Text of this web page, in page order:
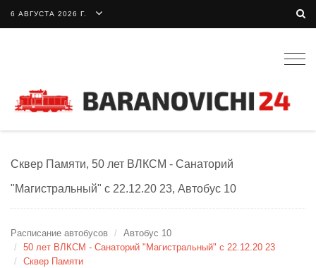
6 АВГУСТА 2026 Г.
Сквер Памяти, 50 лет ВЛКСМ - Санаторий
"Магистральный" c 22.12.20 23, Автобус 10
Расписание автобусов
Автобус 10
50 лет ВЛКСМ - Санаторий "Магистральный" c 22.12.20 23
Сквер Памяти